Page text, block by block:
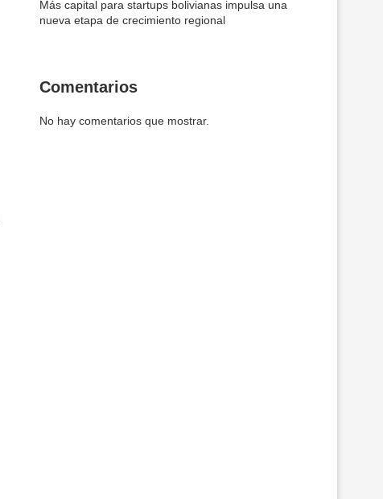
Más capital para startups bolivianas impulsa una
nueva etapa de crecimiento regional
Comentarios
No hay comentarios que mostrar.